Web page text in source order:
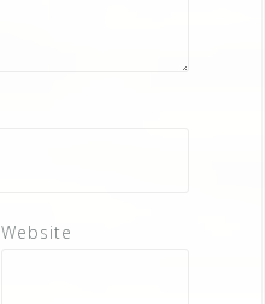
Website